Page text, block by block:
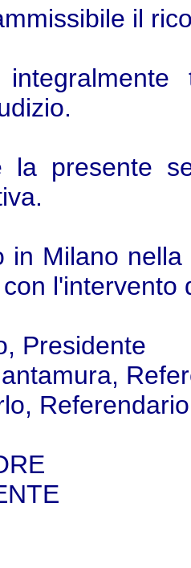
il
la presente
in Milano
l'intervento
Presidente